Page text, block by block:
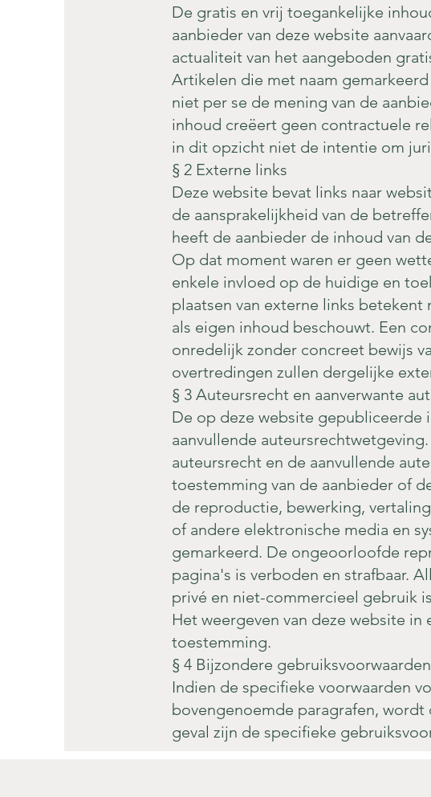
De gratis en vrij toegankelijke
aanbieder van deze website
actualiteit van het aangeboden
Artikelen die met naam
niet per se de mening van de
inhoud creëert geen contractuele
in dit opzicht niet de intentie om
§ 2 Externe links
Deze website bevat links naar
de aansprakelijkheid van de
heeft de aanbieder de inhoud van
Op dat moment waren er geen
enkele invloed op de huidige en
plaatsen van externe links
als eigen inhoud beschouwt. Een
onredelijk zonder concreet bewijs
overtredingen zullen dergelijke
§ 3 Auteursrecht en aanverwante
De op deze website gepubliceerde
aanvullende
auteursrecht en de aanvullende
toestemming van de aanbieder of
de reproductie, bewerking,
of andere elektronische media en
gemarkeerd. De ongeoorloofde
pagina's is verboden en strafbaar.
privé en niet-commercieel gebruik
Het weergeven van deze website
toestemming.
§ 4 Bijzondere gebruiksvoorwaarden
Indien de specifieke voorwaarden
bovengenoemde paragrafen,
geval zijn de specifieke